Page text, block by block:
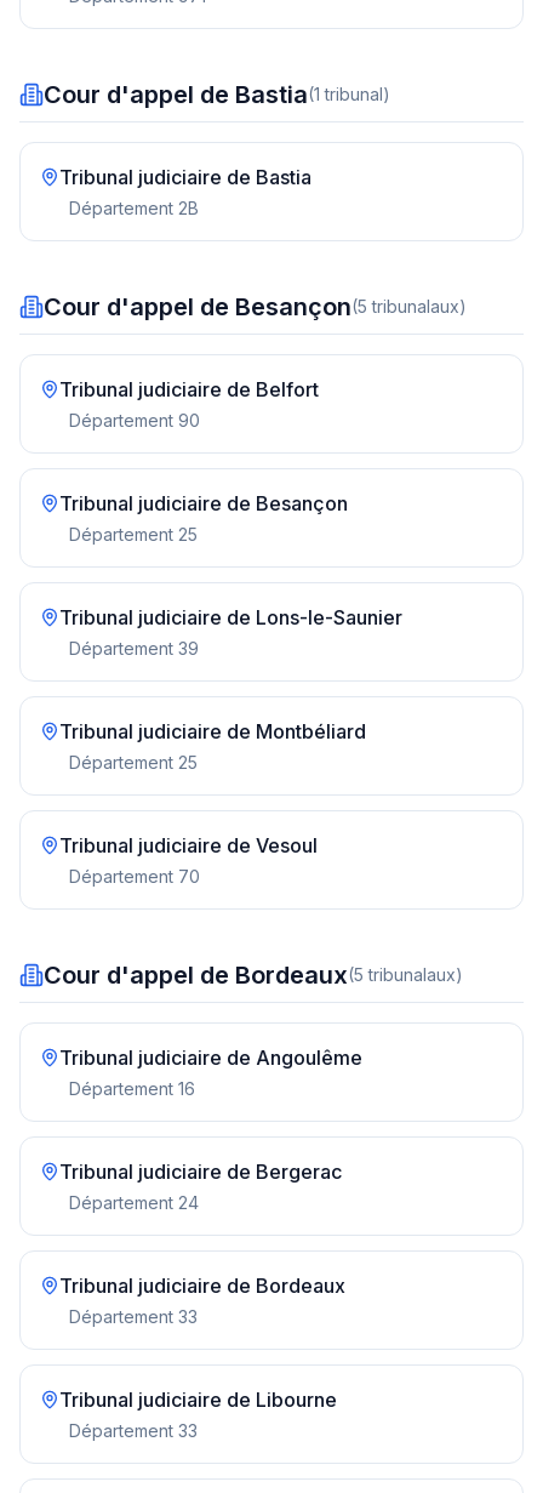
Cour d'appel de Bastia(1 tribunal)
Tribunal judiciaire de Bastia
Département 2B
Cour d'appel de Besançon(5 tribunalaux)
Tribunal judiciaire de Belfort
Département 90
Tribunal judiciaire de Besançon
Département 25
Tribunal judiciaire de Lons-le-Saunier
Département 39
Tribunal judiciaire de Montbéliard
Département 25
Tribunal judiciaire de Vesoul
Département 70
Cour d'appel de Bordeaux(5 tribunalaux)
Tribunal judiciaire de Angoulême
Département 16
Tribunal judiciaire de Bergerac
Département 24
Tribunal judiciaire de Bordeaux
Département 33
Tribunal judiciaire de Libourne
Département 33